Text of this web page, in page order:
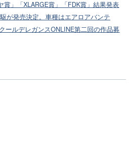
賞」「XLARGE賞」「FDK賞」結果発表
が発売決定。車種はエアロアバンテ
ールデレガンスONLINE第二回の作品募